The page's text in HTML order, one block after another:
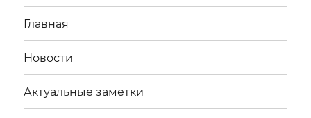
Главная
Новости
Актуальные заметки